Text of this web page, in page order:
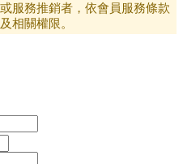
服務推銷者，依會員服務條款
相關權限。